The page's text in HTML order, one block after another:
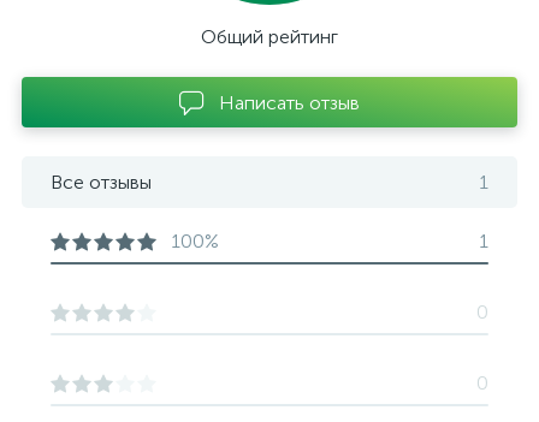
Общий рейтинг
Написать отзыв
Все отзывы 1
100% 1
0
0